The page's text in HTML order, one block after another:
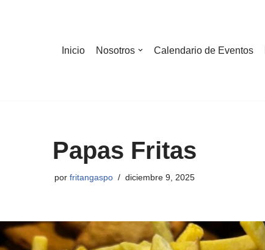
Inicio Nosotros Calendario de Eventos
Papas Fritas
por fritangaspo diciembre 9, 2025